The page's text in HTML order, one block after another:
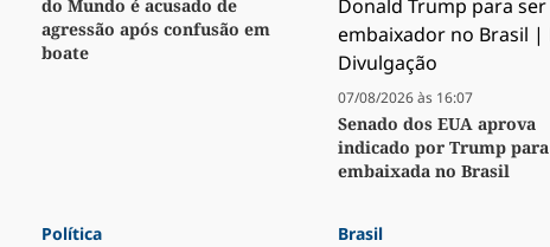
do Mundo é acusado de
agressão após confusão em
boate
07/08/2026 às 16:07
Senado dos EUA aprova
indicado por Trump para
embaixada no Brasil
Política Brasil